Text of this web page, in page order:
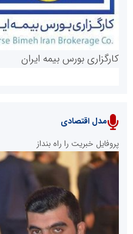
پایگاه خبری نهضت ملی مسکن
کارگزاری بورس بیمه ایران
سازمان بورس و اوراق بهادار
مدل اقتصادی
پروفایل خبریت را راه بنداز